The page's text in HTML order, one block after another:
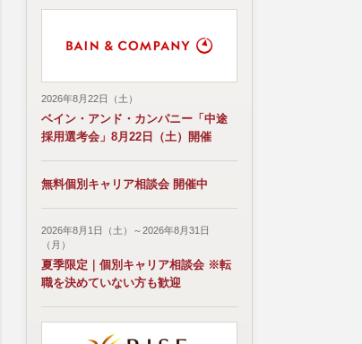
2026年8月22日（土）
ベイン・アンド・カンパニー「中途
採用選考会」8月22日（土）開催
無料個別キャリア相談会 開催中
2026年8月1日（土）～2026年8月31日
（月）
夏季限定｜個別キャリア相談会 ※転
職を決めていない方も歓迎